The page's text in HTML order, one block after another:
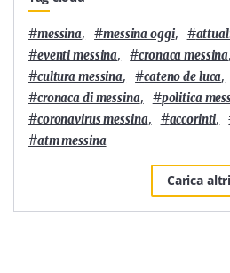
#messina, #messina oggi, #
#eventi messina, #cronaca messina,
#cultura messina, #cateno de luca,
#cronaca di messina, #politica
#coronavirus messina, #accorinti,
#atm messina
Carica altri